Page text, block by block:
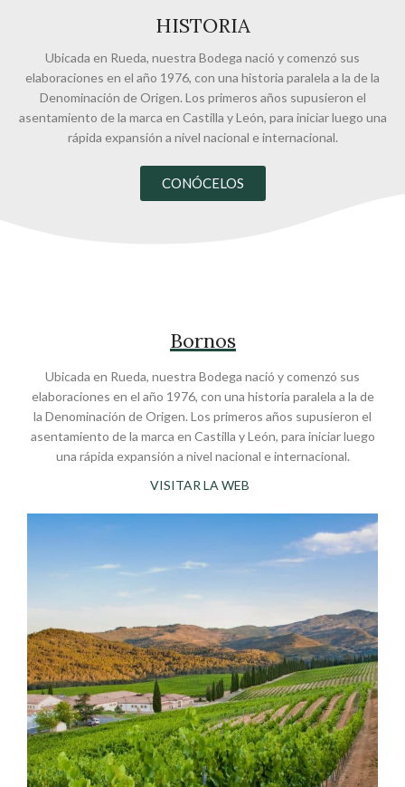
HISTORIA
Ubicada en Rueda, nuestra Bodega nació y comenzó sus
elaboraciones en el año 1976, con una historia paralela a la de la
Denominación de Origen. Los primeros años supusieron el
asentamiento de la marca en Castilla y León, para iniciar luego una
rápida expansión a nivel nacional e internacional.
CONÓCELOS
Bornos
Ubicada en Rueda, nuestra Bodega nació y comenzó sus
elaboraciones en el año 1976, con una historia paralela a la de
la Denominación de Origen. Los primeros años supusieron el
asentamiento de la marca en Castilla y León, para iniciar luego
una rápida expansión a nivel nacional e internacional.
VISITAR LA WEB